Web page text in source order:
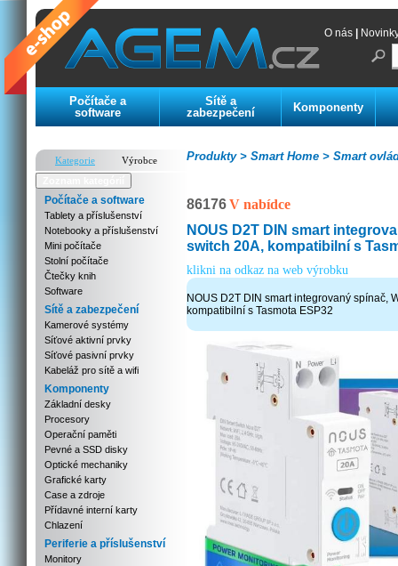
O nás
Počítače a
software
Sítě a
zabezpečení
Komponenty
Kategorie
Výrobce
Počítače a software
Tablety a příslušenství
Notebooky a příslušenství
Mini počítače
Stolní počítače
Čtečky knih
Software
Sítě a zabezpečení
Kamerové systémy
Síťové aktivní prvky
Síťové pasivní prvky
Kabeláž pro sítě a wifi
Komponenty
Základní desky
Procesory
Operační paměti
Pevné a SSD disky
Optické mechaniky
Grafické karty
Case a zdroje
Přídavné interní karty
Chlazení
Periferie a příslušenství
Monitory
Smart
Smart Home >
Produkty >
86176V nabídce
NOUS D2T DIN smart
switch 20A, kompatibilní s
klikni na odkaz na web výrobku
NOUS D2T DIN smart integrovaný spínač,
kompatibilní s Tasmota ESP32